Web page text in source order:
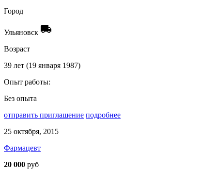
Город
Ульяновск local_shipping
Возраст
39 лет (19 января 1987)
Опыт работы:
Без опыта
отправить приглашение подробнее
25 октября, 2015
Фармацевт
20 000 руб